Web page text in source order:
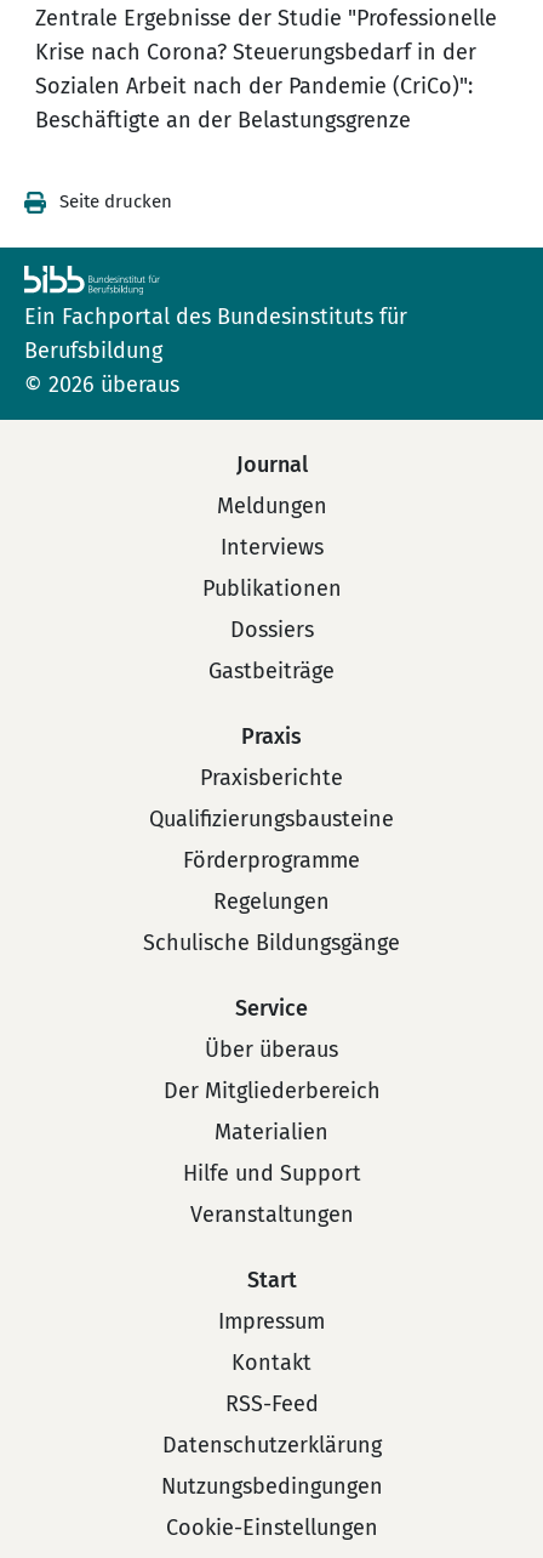
Zentrale Ergebnisse der Studie "Professionelle
Krise nach Corona? Steuerungsbedarf in der
Sozialen Arbeit nach der Pandemie (CriCo)":
Beschäftigte an der Belastungsgrenze
Seite drucken
Ein Fachportal des Bundesinstituts für
Berufsbildung
© 2026 überaus
Journal
Meldungen
Interviews
Publikationen
Dossiers
Gastbeiträge
Praxis
Praxisberichte
Qualifizierungsbausteine
Förderprogramme
Regelungen
Schulische Bildungsgänge
Service
Über überaus
Der Mitgliederbereich
Materialien
Hilfe und Support
Veranstaltungen
Start
Impressum
Kontakt
RSS-Feed
Datenschutzerklärung
Nutzungsbedingungen
Cookie-Einstellungen